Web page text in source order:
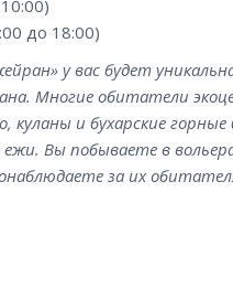
до 18:00)
у вас будет
Многие обитатели
куланы и бухарские
Вы побываете в
за их